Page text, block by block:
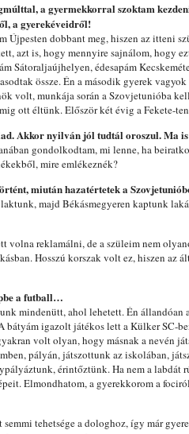
a gyermekkorral szoktam
a gyerekéveidről!
Újpesten dobbant meg, hiszen az itteni
azt is, hogy mennyire sajnálom, hogy
Sátoraljaújhelyen, édesapám
össze. Én a második gyerek
volt, munkája során a Szovjetunióba
ott éltünk. Először két évig a Fekete-
Akkor nyilván jól tudtál oroszul. Ma
gondolkodtam, mi lenne, ha
mire emlékeznék?
miután hazatértetek a
majd Békásmegyeren kaptunk
volna reklamálni, de a szüleim nem
Hosszú korszak volt ez, hiszen az
a futball…
mindenütt, ahol lehetett. Én állandóan
bátyám igazolt játékos lett a Külker SC-
volt olyan, hogy másnak a nevén
pályán, játszottunk az iskolában,
érintőztünk. Ha nem a labdát
Elmondhatom, a gyerekkorom a
semmi tehetsége a dologhoz, így már